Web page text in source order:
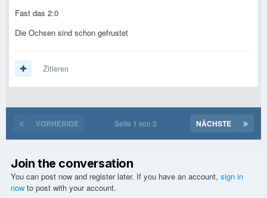
Fast das 2:0
Die Ochsen sind schon gefrustet
Zitieren
VORHERIGE NÄCHSTE
Seite 1 von 3
Join the conversation
You can post now and register later. If you have an account, sign in
now to post with your account.